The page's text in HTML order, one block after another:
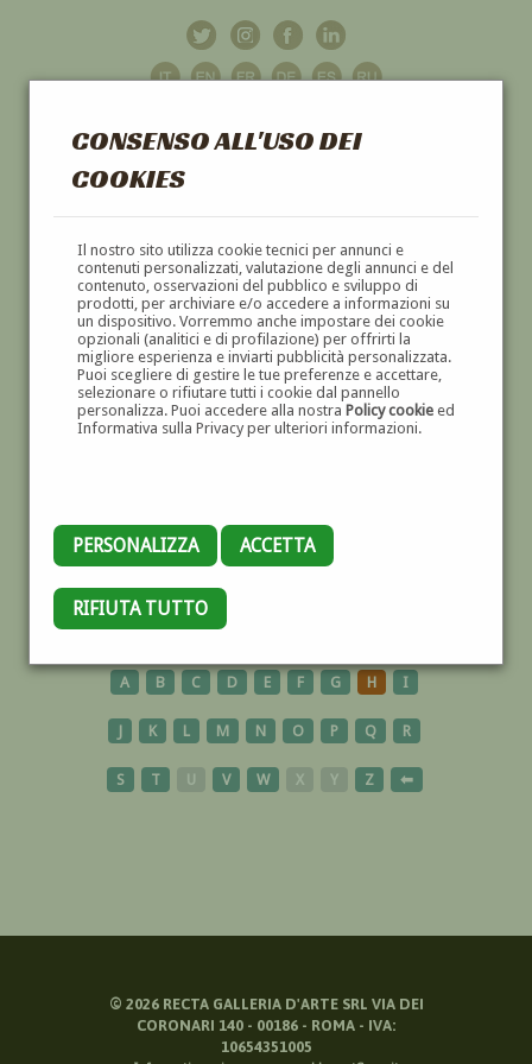
CONSENSO ALL'USO DEI
COOKIES
Il nostro sito utilizza cookie tecnici per annunci e
contenuti personalizzati, valutazione degli annunci e del
contenuto, osservazioni del pubblico e sviluppo di
prodotti, per archiviare e/o accedere a informazioni su
un dispositivo. Vorremmo anche impostare dei cookie
opzionali (analitici e di profilazione) per offrirti la
migliore esperienza e inviarti pubblicità personalizzata.
Puoi scegliere di gestire le tue preferenze e accettare,
selezionare o rifiutare tutti i cookie dal pannello
personalizza. Puoi accedere alla nostra Policy cookieed
Informativa sulla Privacy per ulteriori informazioni.
PERSONALIZZA ACCETTA
RIFIUTA TUTTO
GALLERIAD'ARTE
DIPINTI E SCULTURE '800 E '900
MUSICA
A B C D E F G H I
J K L M N O P Q R
S T U V W X Y Z ⬅
© 2026RECTA GALLERIA D'ARTE SRL VIA DEI
CORONARI 140 - 00186 - ROMA - IVA:
10654351005